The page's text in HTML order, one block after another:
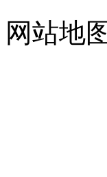
网站地